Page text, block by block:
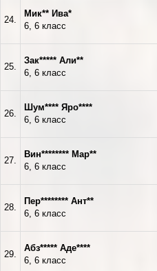
24.
Мик** Ива*
6, 6 класс
25.
Зак***** Али**
6, 6 класс
26.
Шум**** Яро****
6, 6 класс
27.
Вин******** Мар**
6, 6 класс
28.
Пер******** Ант**
6, 6 класс
29.
Абз***** Аде****
6, 6 класс